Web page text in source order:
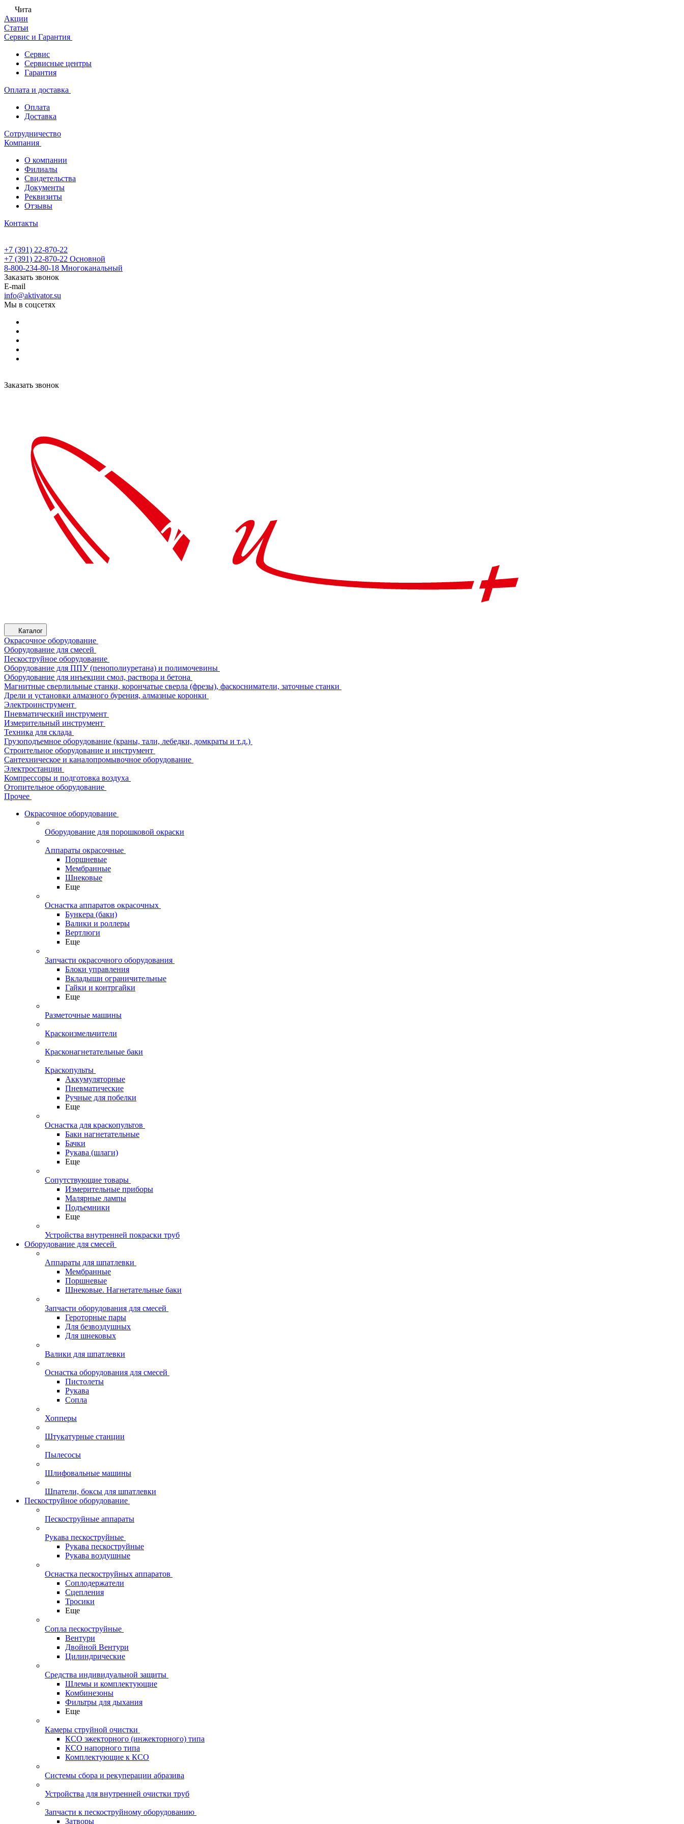
Чита
Акции
Статьи
Сервис и Гарантия
Сервис
Сервисные центры
Гарантия
Оплата и доставка
Оплата
Доставка
Сотрудничество
Компания
О компании
Филиалы
Свидетельства
Документы
Реквизиты
Отзывы
Контакты
+7 (391) 22-870-22
+7 (391) 22-870-22 Основной
8-800-234-80-18 Многоканальный
Заказать звонок
E-mail
info@aktivator.su
Мы в соцсетях
Заказать звонок
Каталог
Окрасочное оборудование
Оборудование для смесей
Пескоструйное оборудование
Оборудование для ППУ (пенополиуретана) и полимочевины
Оборудование для инъекции смол, раствора и бетона
Магнитные сверлильные станки, корончатые сверла (фрезы), фаскосниматели, заточные станки
Дрели и установки алмазного бурения, алмазные коронки
Электроинструмент
Пневматический инструмент
Измерительный инструмент
Техника для склада
Грузоподъемное оборудование (краны, тали, лебедки, домкраты и т.д.)
Строительное оборудование и инструмент
Сантехническое и каналопромывочное оборудование
Электростанции
Компрессоры и подготовка воздуха
Отопительное оборудование
Прочее
Окрасочное оборудование
Оборудование для порошковой окраски
Аппараты окрасочные
Поршневые
Мембранные
Шнековые
Еще
Оснастка аппаратов окрасочных
Бункера (баки)
Валики и роллеры
Вертлюги
Еще
Запчасти окрасочного оборудования
Блоки управления
Вкладыши ограничительные
Гайки и контргайки
Еще
Разметочные машины
Краскоизмельчители
Красконагнетательные баки
Краскопульты
Аккумуляторные
Пневматические
Ручные для побелки
Еще
Оснастка для краскопультов
Баки нагнетательные
Бачки
Рукава (шлаги)
Еще
Сопутствующие товары
Измерительные приборы
Малярные лампы
Подъемники
Еще
Устройства внутренней покраски труб
Оборудование для смесей
Аппараты для шпатлевки
Мембранные
Поршневые
Шнековые. Нагнетательные баки
Запчасти оборудования для смесей
Героторные пары
Для безвоздушных
Для шнековых
Валики для шпатлевки
Оснастка оборудования для смесей
Пистолеты
Рукава
Сопла
Хопперы
Штукатурные станции
Пылесосы
Шлифовальные машины
Шпатели, боксы для шпатлевки
Пескоструйное оборудование
Пескоструйные аппараты
Рукава пескоструйные
Рукава пескоструйные
Рукава воздушные
Оснастка пескоструйных аппаратов
Соплодержатели
Сцепления
Тросики
Еще
Сопла пескоструйные
Вентури
Двойной Вентури
Цилиндрические
Средства индивидуальной защиты
Шлемы и комплектующие
Комбинезоны
Фильтры для дыхания
Еще
Камеры струйной очистки
КСО эжекторного (инжекторного) типа
КСО напорного типа
Комплектующие к КСО
Системы сбора и рекуперации абразива
Устройства для внутренней очистки труб
Запчасти к пескоструйному оборудованию
Затворы